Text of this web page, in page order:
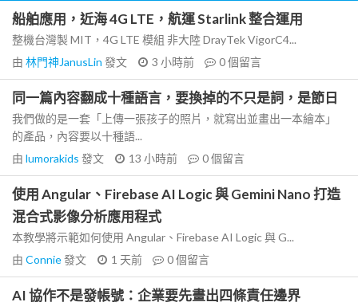
船舶應用，近海 4G LTE，航運 Starlink 整合運用
整機台灣製 MIT，4G LTE 模組 非大陸 DrayTek VigorC4...
由 林門神JanusLin 發文 3 小時前 0個留言
同一篇內容翻成十種語言，要換掉的不只是詞，是節日
我們做的是一套「上傳一張孩子的照片，就寫出並畫出一本繪本」
的產品，內容要以十種語...
由 lumorakids 發文 13 小時前 0個留言
使用 Angular、Firebase AI Logic 與 Gemini Nano 打造
混合式影像分析應用程式
本教學將示範如何使用 Angular、Firebase AI Logic 與 G...
由 Connie發文 1 天前 0個留言
AI 協作不是發帳號：企業要先畫出四條責任邊界